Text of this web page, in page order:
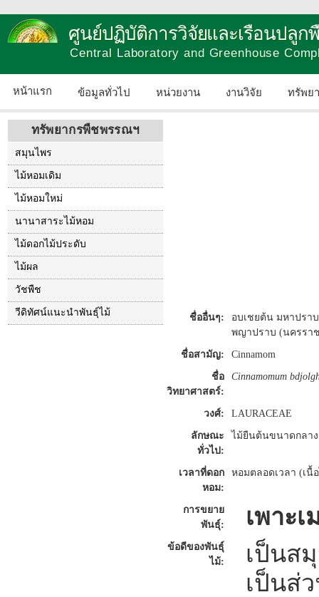
ศูนย์ปฏิบัติการวิจัยและเรือนปลูก
Central Laboratory and Greenhouse
หน้าแรก ข้อมูลทั่วไป หน่วยงาน งานวิจัย ทรัพย
ทรัพยากรพืชพรรณฯ
สมุนไพร
ไม้หอมเดิม
ไม้หอมใหม่
นานาสาระไม้หอม
ไม้ดอกไม้ประดับ
ไม้ผล
วัชพืช
วีดิทัศน์แนะนำพันธุ์ไม้ ชื่ออื่นๆ:
อบเชยต้น มหาปรา
พญาปราบ (นครราช
ชื่อสามัญ: Cinnamom
ชื่อ
วิทยาศาสตร์:
Cinnamomum
วงศ์: LAURACEAE
ลักษณะ
ทั่วไป:
ไม้ยืนต้นขนาดกลาง
เวลาที่ดอก
หอม:
หอมตลอดเวลา (เนื้
การขยาย
พันธุ์:
เพาะเ
ข้อดีของพันธุ์
ไม้:
เป็นส
เป็นส่